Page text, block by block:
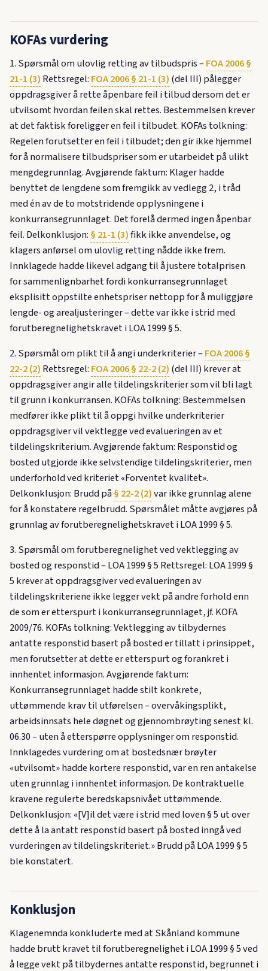
KOFAs vurdering
1. Spørsmål om ulovlig retting av tilbudspris –FOA 2006 §
21-1 (3) Rettsregel: FOA 2006 § 21-1 (3) (del III) pålegger
oppdragsgiver å rette åpenbare feil i tilbud dersom det er
utvilsomt hvordan feilen skal rettes. Bestemmelsen krever
at det faktisk foreligger en feil i tilbudet. KOFAs tolkning:
Regelen forutsetter en feil i tilbudet; den gir ikke hjemmel
for å normalisere tilbudspriser som er utarbeidet på ulikt
mengdegrunnlag. Avgjørende faktum: Klager hadde
benyttet de lengdene som fremgikk av vedlegg 2, i tråd
med én av de to motstridende opplysningene i
konkurransegrunnlaget. Det forelå dermed ingen åpenbar
feil. Delkonklusjon: § 21-1 (3)fikk ikke anvendelse, og
klagers anførsel om ulovlig retting nådde ikke frem.
Innklagede hadde likevel adgang til å justere totalprisen
for sammenlignbarhet fordi konkurransegrunnlaget
eksplisitt oppstilte enhetspriser nettopp for å muliggjøre
lengde- og arealjusteringer – dette var ikke i strid med
forutberegnelighetskravet i LOA 1999 § 5.
2. Spørsmål om plikt til å angi underkriterier –FOA 2006 §
22-2 (2) Rettsregel: FOA 2006 § 22-2 (2) (del III) krever at
oppdragsgiver angir alle tildelingskriterier som vil bli lagt
til grunn i konkurransen. KOFAs tolkning: Bestemmelsen
medfører ikke plikt til å oppgi hvilke underkriterier
oppdragsgiver vil vektlegge ved evalueringen av et
tildelingskriterium. Avgjørende faktum: Responstid og
bosted utgjorde ikke selvstendige tildelingskriterier, men
underforhold ved kriteriet «Forventet kvalitet».
Delkonklusjon: Brudd på§ 22-2 (2)var ikke grunnlag alene
for å konstatere regelbrudd. Spørsmålet måtte avgjøres på
grunnlag av forutberegnelighetskravet i LOA 1999 § 5.
3. Spørsmål om forutberegnelighet ved vektlegging av
bosted og responstid – LOA 1999 § 5 Rettsregel: LOA 1999 §
5 krever at oppdragsgiver ved evalueringen av
tildelingskriteriene ikke legger vekt på andre forhold enn
de som er etterspurt i konkurransegrunnlaget, jf. KOFA
2009/76. KOFAs tolkning: Vektlegging av tilbydernes
antatte responstid basert på bosted er tillatt i prinsippet,
men forutsetter at dette er etterspurt og forankret i
innhentet informasjon. Avgjørende faktum:
Konkurransegrunnlaget hadde stilt konkrete,
uttømmende krav til utførelsen – overvåkingsplikt,
arbeidsinnsats hele døgnet og gjennombrøyting senest kl.
06.30 – uten å etterspørre opplysninger om responstid.
Innklagedes vurdering om at bostedsnær brøyter
«utvilsomt» hadde kortere responstid, var en ren antakelse
uten grunnlag i innhentet informasjon. De kontraktuelle
kravene regulerte beredskapsnivået uttømmende.
Delkonklusjon: «[V]il det være i strid med loven § 5 ut over
dette å la antatt responstid basert på bosted inngå ved
vurderingen av tildelingskriteriet.» Brudd på LOA 1999 § 5
ble konstatert.
Konklusjon
Klagenemnda konkluderte med at Skånland kommune
hadde brutt kravet til forutberegnelighet i LOA 1999 § 5 ved
å legge vekt på tilbydernes antatte responstid, begrunnet i